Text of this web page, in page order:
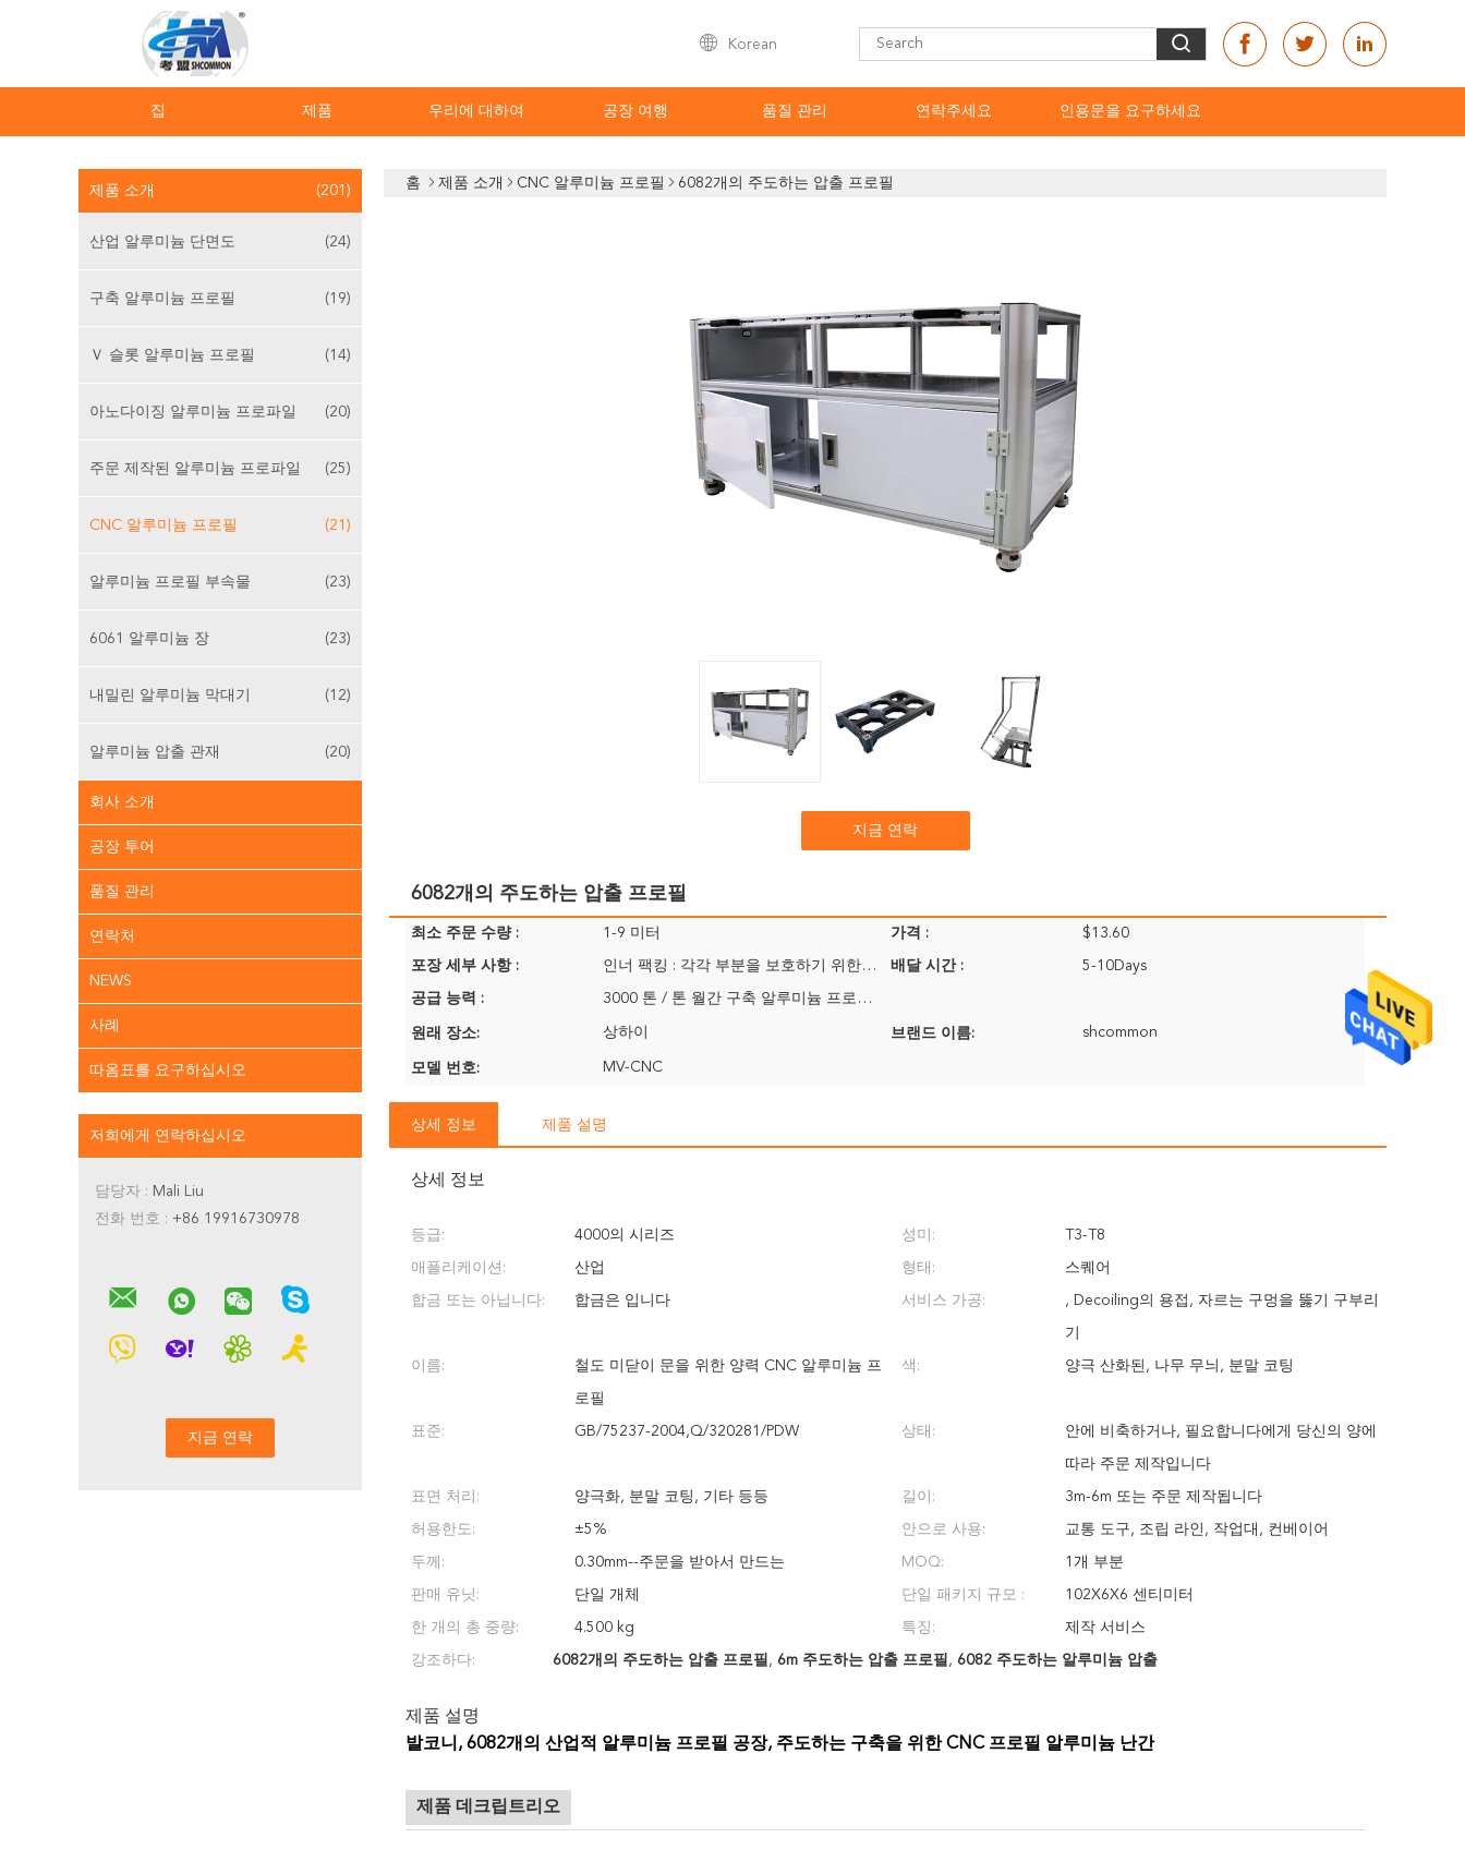
Korean
집 제품 우리에 대하여 공장 여행 품질 관리 연락주세요 인용문을 요구하세요
제품 소개 (201)
산업 알루미늄 단면도 (24)
구축 알루미늄 프로필 (19)
Ｖ 슬롯 알루미늄 프로필 (14)
아노다이징 알루미늄 프로파일 (20)
주문 제작된 알루미늄 프로파일 (25)
CNC 알루미늄 프로필 (21)
알루미늄 프로필 부속물 (23)
6061 알루미늄 장 (23)
내밀린 알루미늄 막대기 (12)
알루미늄 압출 관재 (20)
회사 소개
공장 투어
품질 관리
연락처
NEWS
사례
따옴표를 요구하십시오
저희에게 연락하십시오
담당자 : Mali Liu
전화 번호 : +86 19916730978
홈 제품 소개 CNC 알루미늄 프로필 6082개의 주도하는 압출 프로필
지금 연락
6082개의 주도하는 압출 프로필
최소 주문 수량 : 1-9 미터 가격 : $13.60
포장 세부 사항 : 인너 팩킹 : 각각 부분을 보호하기 위한 보호하는 플라스틱 박막 또는 폴리 백 배달 시간 : 5-10Days
공급 능력 : 3000 톤 / 톤 월간 구축 알루미늄 프로파일
원래 장소: 상하이 브랜드 이름: shcommon
모델 번호: MV-CNC
상세 정보 제품 설명
상세 정보
등급: 4000의 시리즈 성미: T3-T8
애플리케이션: 산업 형태: 스퀘어
합금 또는 아닙니다: 합금은 입니다 서비스 가공: , Decoiling의 용접, 자르는 구멍을 뚫기 구부리
기
이름: 철도 미닫이 문을 위한 양력 CNC 알루미늄 프
로필
색: 양극 산화된, 나무 무늬, 분말 코팅
표준: GB/75237-2004,Q/320281/PDW 상태: 안에 비축하거나, 필요합니다에게 당신의 양에
따라 주문 제작입니다
표면 처리: 양극화, 분말 코팅, 기타 등등 길이: 3m-6m 또는 주문 제작됩니다
허용한도: ±5% 안으로 사용: 교통 도구, 조립 라인, 작업대, 컨베이어
두께: 0.30mm--주문을 받아서 만드는 MOQ: 1개 부분
판매 유닛: 단일 개체 단일 패키지 규모 : 102X6X6 센티미터
한 개의 총 중량: 4.500 kg 특징: 제작 서비스
강조하다: 6082개의 주도하는 압출 프로필 , 6m 주도하는 압출 프로필 , 6082 주도하는 알루미늄 압출
제품 설명
발코니, 6082개의 산업적 알루미늄 프로필 공장, 주도하는 구축을 위한 CNC 프로필 알루미늄 난간
제품 데크립트리오